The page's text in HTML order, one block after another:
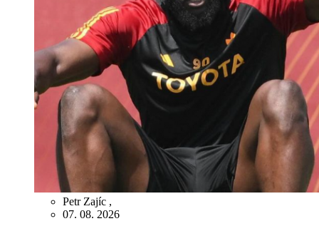
Petr Zajíc ,
07. 08. 2026